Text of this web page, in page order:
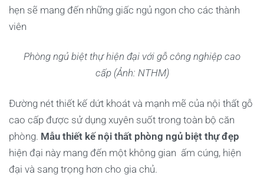
hẹn sẽ mang đến những giấc ngủ ngon cho các thành
viên
Phòng ngủ biệt thự hiện đại với gỗ công nghiệp cao
cấp (Ảnh: NTHM)
Đường nét thiết kế dứt khoát và mạnh mẽ của nội thất gỗ
cao cấp được sử dụng xuyên suốt trong toàn bộ căn
phòng. Mẫu thiết kế nội thất phòng ngủ biệt thự đẹp
hiện đại này mang đến một không gian ấm cúng, hiện
đại và sang trọng hơn cho gia chủ.